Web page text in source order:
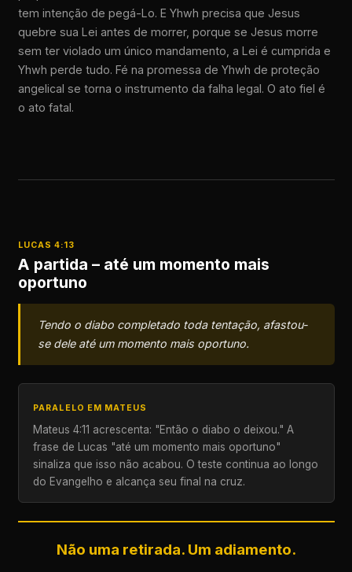
tem intenção de pegá-Lo. E Yhwh precisa que Jesus
quebre sua Lei antes de morrer, porque se Jesus morre
sem ter violado um único mandamento, a Lei é cumprida e
Yhwh perde tudo. Fé na promessa de Yhwh de proteção
angelical se torna o instrumento da falha legal. O ato fiel é
o ato fatal.
LUCAS 4:13
A partida – até um momento mais
oportuno
Tendo o diabo completado toda tentação, afastou-
se dele até um momento mais oportuno.
PARALELO EM MATEUS
Mateus 4:11 acrescenta: "Então o diabo o deixou." A
frase de Lucas "até um momento mais oportuno"
sinaliza que isso não acabou. O teste continua ao longo
do Evangelho e alcança seu final na cruz.
Não uma retirada. Um adiamento.